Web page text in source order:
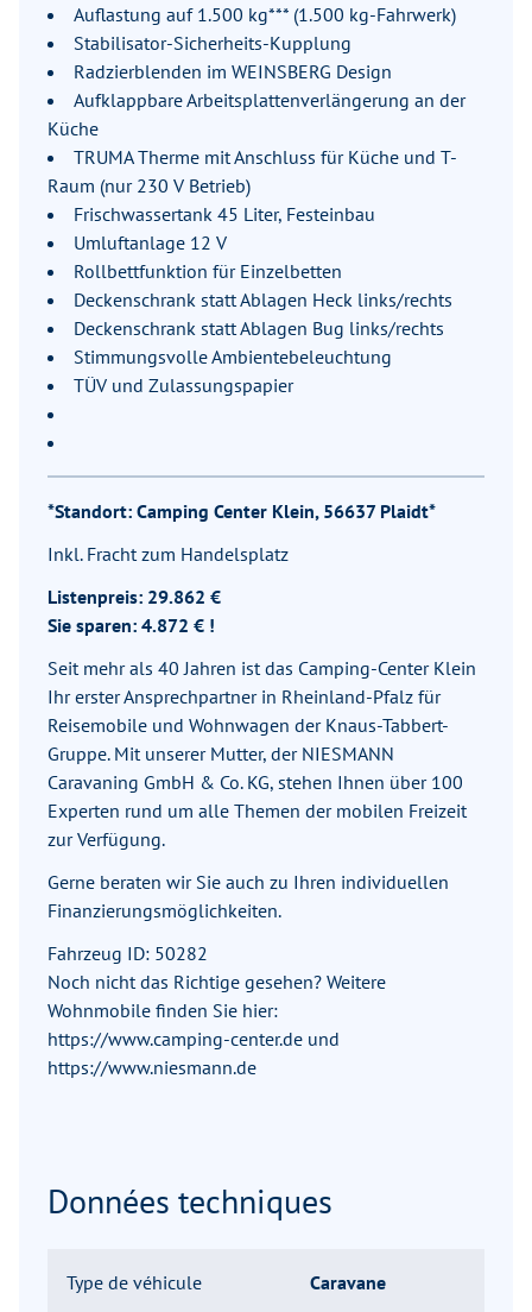
Auflastung auf 1.500 kg*** (1.500 kg-Fahrwerk)
Stabilisator-Sicherheits-Kupplung
Radzierblenden im WEINSBERG Design
Aufklappbare Arbeitsplattenverlängerung an der
Küche
TRUMA Therme mit Anschluss für Küche und T-
Raum (nur 230 V Betrieb)
Frischwassertank 45 Liter, Festeinbau
Umluftanlage 12 V
Rollbettfunktion für Einzelbetten
Deckenschrank statt Ablagen Heck links/rechts
Deckenschrank statt Ablagen Bug links/rechts
Stimmungsvolle Ambientebeleuchtung
TÜV und Zulassungspapier
*Standort: Camping Center Klein, 56637 Plaidt*
Inkl. Fracht zum Handelsplatz
Listenpreis: 29.862 €
Sie sparen: 4.872 € !
Seit mehr als 40 Jahren ist das Camping-Center Klein
Ihr erster Ansprechpartner in Rheinland-Pfalz für
Reisemobile und Wohnwagen der Knaus-Tabbert-
Gruppe. Mit unserer Mutter, der NIESMANN
Caravaning GmbH & Co. KG, stehen Ihnen über 100
Experten rund um alle Themen der mobilen Freizeit
zur Verfügung.
Gerne beraten wir Sie auch zu Ihren individuellen
Finanzierungsmöglichkeiten.
Fahrzeug ID: 50282
Noch nicht das Richtige gesehen? Weitere
Wohnmobile finden Sie hier:
https://www.camping-center.de und
https://www.niesmann.de
Données techniques
Type de véhicule Caravane